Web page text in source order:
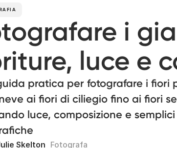
i
luce e
pratica per fotografare i fiori
ai fiori di ciliegio fino ai fiori
luce, composizione e
Skelton Fotografa